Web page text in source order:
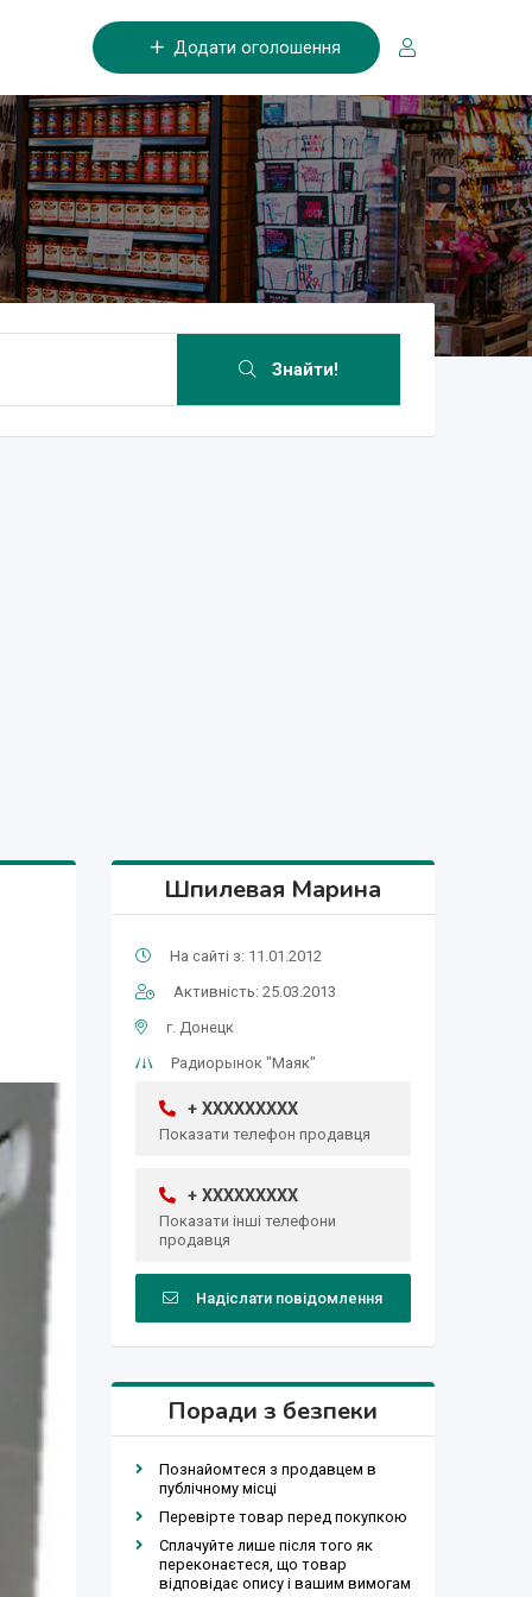
Додати оголошення
Знайти!
Шпилевая Марина
На сайті з: 11.01.2012
Активність: 25.03.2013
г. Донецк
Радиорынок "Маяк"
+ XXXXXXXXX
Показати телефон продавця
+ XXXXXXXXX
Показати інші телефони
продавця
Надіслати повідомлення
Поради з безпеки
Познайомтеся з продавцем в
публічному місці
Перевірте товар перед покупкою
Сплачуйте лише після того як
переконаєтеся, що товар
відповідає опису і вашим вимогам